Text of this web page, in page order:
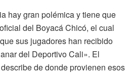
hay gran polémica y tiene que
del Boyacá Chicó, el cual
sus jugadores han recibido
del Deportivo Cali». El
de donde provienen esos